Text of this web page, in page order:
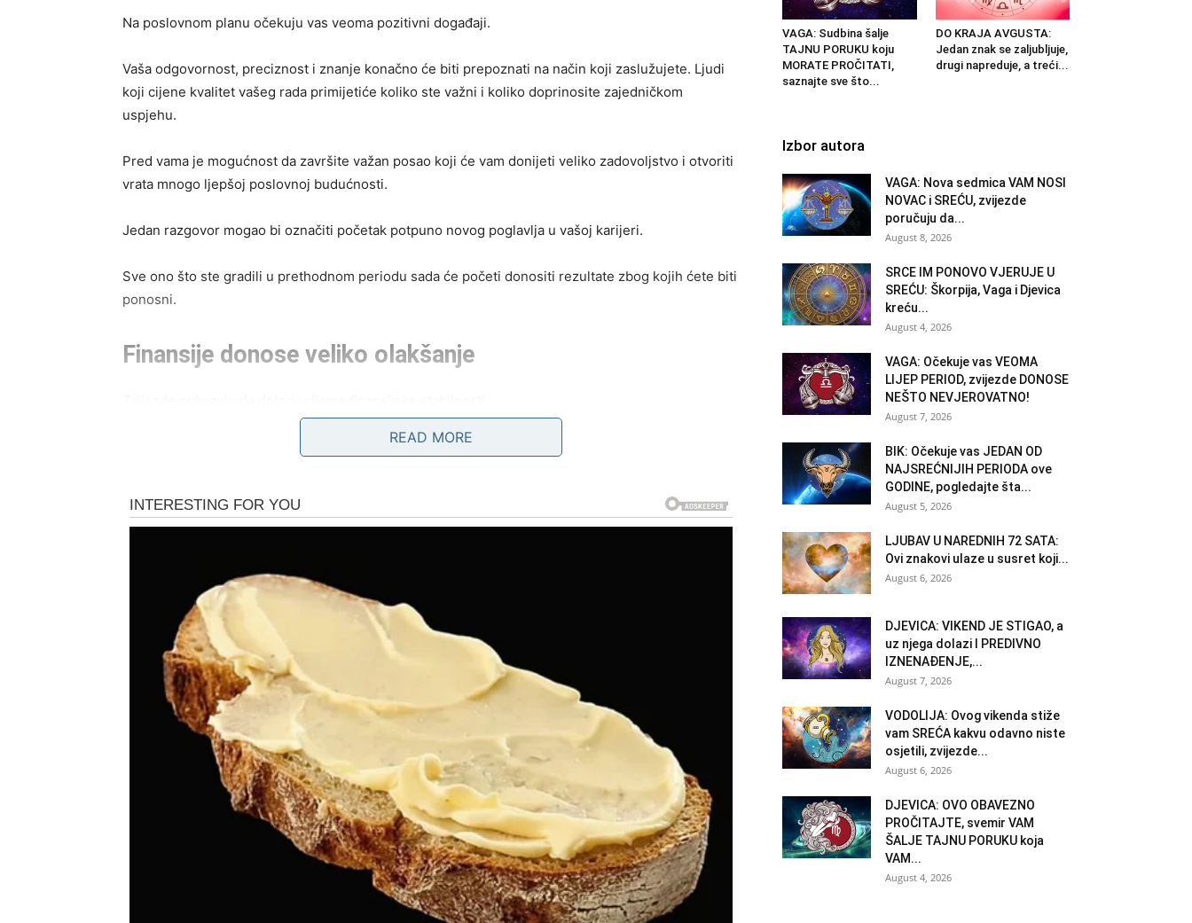
Na poslovnom planu očekuju vas veoma pozitivni događaji.
Vaša odgovornost, preciznost i znanje konačno će biti prepoznati na način koji zaslužujete. Ljudi
koji cijene kvalitet vašeg rada primijetiće koliko ste važni i koliko doprinosite zajedničkom
uspjehu.
Pred vama je mogućnost da završite važan posao koji će vam donijeti veliko zadovoljstvo i otvoriti
vrata mnogo ljepšoj poslovnoj budućnosti.
Jedan razgovor mogao bi označiti početak potpuno novog poglavlja u vašoj karijeri.
Sve ono što ste gradili u prethodnom periodu sada će početi donositi rezultate zbog kojih ćete biti
ponosni.
Finansije donose veliko olakšanje
Moguća je isplata koju ste dugo očekivali, dodatni prihod ili uspješno završen posao koji će vam
Konačno ćete moći planirati budućnost sa mnogo više sigurnosti i ostvariti nešto što vam je već
Osjetićete veliko olakšanje jer ćete shvatiti da se situacija razvija upravo onako kako ste željeli.
Ljubavni život donosi ostvarenje najvećih želja
Na polju emocija očekuje vas posebno lijep period.
Ako ste slobodni, vrlo brzo biste mogli upoznati osobu koja će vas osvojiti iskrenošću, pažnjom i
osjećajem sigurnosti. Od prvog susreta između vas će postojati posebna povezanost koja će
svakim danom postajati sve snažnija.
Ako ste zauzeti, odnos sa partnerom postaće mnogo skladniji. Više razumijevanja, iskrenih
razgovora i zajedničkih planova donijeće vam osjećaj da zajedno možete ostvariti sve što poželite.
Pred vama su trenuci ispunjeni ljubavlju, toplinom i međusobnim povjerenjem.
READ MORE
VAGA: Sudbina šalje
TAJNU PORUKU koju
MORATE PROČITATI,
saznajte sve što...
DO KRAJA AVGUSTA:
Jedan znak se zaljubljuje,
drugi napreduje, a treći...
Izbor autora
VAGA: Nova sedmica VAM NOSI
NOVAC i SREĆU, zvijezde
poručuju da...
August 8, 2026
SRCE IM PONOVO VJERUJE U
SREĆU: Škorpija, Vaga i Djevica
kreću...
August 4, 2026
VAGA: Očekuje vas VEOMA
LIJEP PERIOD, zvijezde DONOSE
NEŠTO NEVJEROVATNO!
August 7, 2026
BIK: Očekuje vas JEDAN OD
NAJSREĆNIJIH PERIODA ove
GODINE, pogledajte šta...
August 5, 2026
LJUBAV U NAREDNIH 72 SATA:
Ovi znakovi ulaze u susret koji...
August 6, 2026
DJEVICA: VIKEND JE STIGAO, a
uz njega dolazi I PREDIVNO
IZNENAĐENJE,...
August 7, 2026
VODOLIJA: Ovog vikenda stiže
vam SREĆA kakvu odavno niste
osjetili, zvijezde...
August 6, 2026
DJEVICA: OVO OBAVEZNO
PROČITAJTE, svemir VAM
ŠALJE TAJNU PORUKU koja
VAM...
August 4, 2026